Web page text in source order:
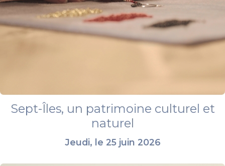
Sept-Îles, un patrimoine culturel et
naturel
Jeudi, le 25 juin 2026